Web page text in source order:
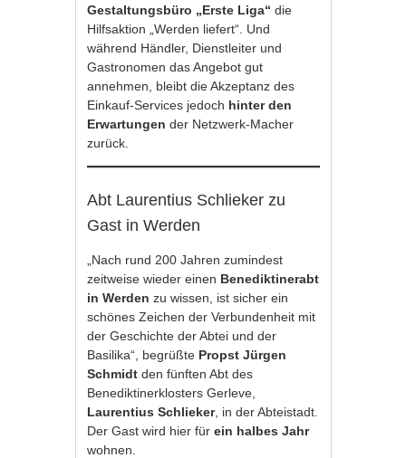
Gestaltungsbüro „Erste Liga“ die
Hilfsaktion „Werden liefert“. Und
während Händler, Dienstleiter und
Gastronomen das Angebot gut
annehmen, bleibt die Akzeptanz des
Einkauf-Services jedoch hinter den
Erwartungender Netzwerk-Macher
zurück.
Abt Laurentius Schlieker zu
Gast in Werden
„Nach rund 200 Jahren zumindest
zeitweise wieder einen Benediktinerabt
in Werdenzu wissen, ist sicher ein
schönes Zeichen der Verbundenheit mit
der Geschichte der Abtei und der
Basilika“, begrüßte Propst Jürgen
Schmidtden fünften Abt des
Benediktinerklosters Gerleve,
Laurentius Schlieker, in der Abteistadt.
Der Gast wird hier fürein halbes Jahr
wohnen.